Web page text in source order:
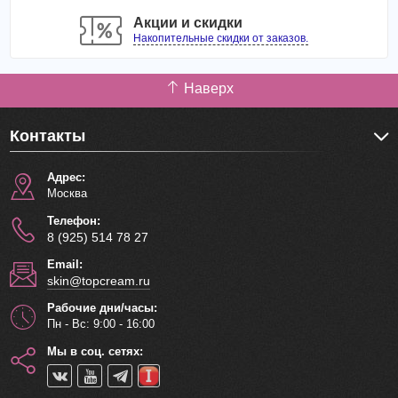
шелковистость и упругость.
хорошо смывается теплой водой без применения каких-
либо очищающих средств.
кончикам, приподнимая и подкручивая их.
Акции и скидки
Накопительные скидки от заказов.
Наверх
Контакты
Адрес:
Москва
Телефон:
8 (925) 514 78 27
Email:
skin@topcream.ru
Рабочие дни/часы:
Пн - Вс: 9:00 - 16:00
Мы в соц. сетях: